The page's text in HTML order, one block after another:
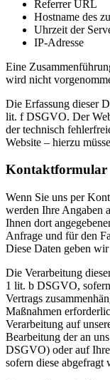
Referrer URL
Hostname des
Uhrzeit der
IP-Adresse
Eine
wird nicht
Die Erfassung dieser
lit. f DSGVO. Der
der technisch
Website – hierzu
Kontaktformular
Wenn Sie uns per
werden Ihre Angaben
Ihnen dort
Anfrage und für den
Diese Daten geben
Die Verarbeitung
1 lit. b DSGVO,
Vertrags
Maßnahmen
Verarbeitung auf
Bearbeitung der an
DSGVO) oder auf
sofern diese abgefragt